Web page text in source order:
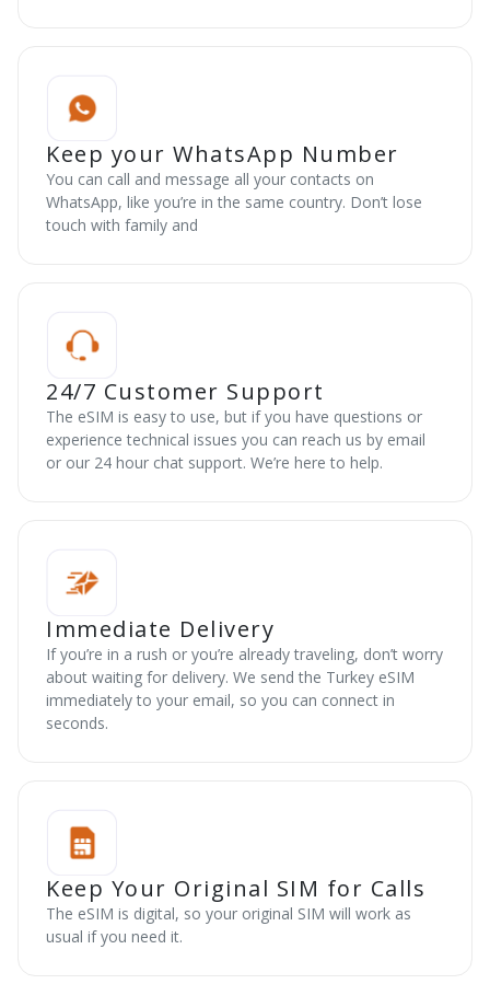
Keep your WhatsApp Number
You can call and message all your contacts on
WhatsApp, like you’re in the same country. Don’t lose
touch with family and
24/7 Customer Support
The eSIM is easy to use, but if you have questions or
experience technical issues you can reach us by email
or our 24 hour chat support. We’re here to help.
Immediate Delivery
If you’re in a rush or you’re already traveling, don’t worry
about waiting for delivery. We send the Turkey eSIM
immediately to your email, so you can connect in
seconds.
Keep Your Original SIM for Calls
The eSIM is digital, so your original SIM will work as
usual if you need it.